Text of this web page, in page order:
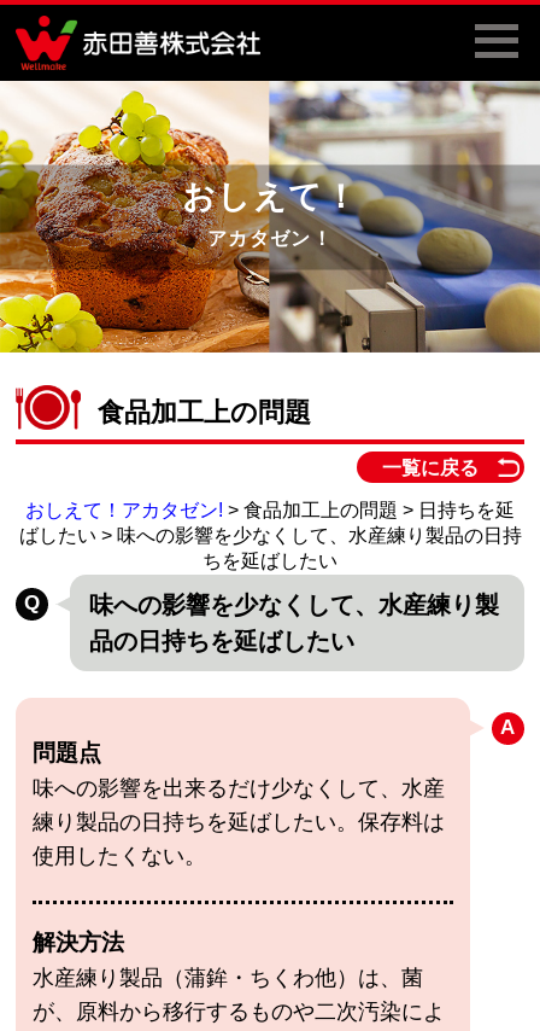
おしえて！
アカタゼン！
食品加工上の問題
一覧に戻る
おしえて！アカタゼン! > 食品加工上の問題 > 日持ちを延
ばしたい > 味への影響を少なくして、水産練り製品の日持
ちを延ばしたい
味への影響を少なくして、水産練り製
品の日持ちを延ばしたい
問題点
味への影響を出来るだけ少なくして、水産
練り製品の日持ちを延ばしたい。保存料は
使用したくない。
解決方法
水産練り製品（蒲鉾・ちくわ他）は、菌
が、原料から移行するものや二次汚染によ